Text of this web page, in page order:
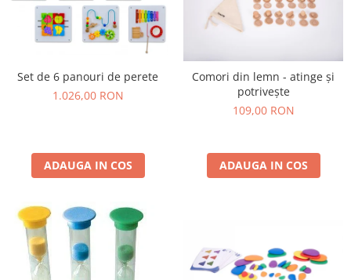
Echilibru
Jucarii de echilibru
Module din burete
Motricitate fina
Saltele
Trasee de motricitate
Diverse jucarii educative
Apa si nisip
Dezvoltarea limbajului
Set de 6 panouri de perete
1.026,00 RON
ADAUGA IN COS
Comori din lemn - atinge și
potrivește
109,00 RON
ADAUGA IN COS